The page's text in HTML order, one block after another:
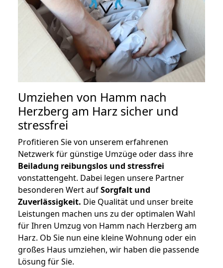
Umziehen von Hamm nach
Herzberg am Harz sicher und
stressfrei
Profitieren Sie von unserem erfahrenen
Netzwerk für günstige Umzüge oder dass ihre
Beiladung reibungslos und stressfrei
vonstattengeht. Dabei legen unsere Partner
besonderen Wert aufSorgfalt und
Zuverlässigkeit. Die Qualität und unser breite
Leistungen machen uns zu der optimalen Wahl
für Ihren Umzug von Hamm nach Herzberg am
Harz. Ob Sie nun eine kleine Wohnung oder ein
großes Haus umziehen, wir haben die passende
Lösung für Sie.